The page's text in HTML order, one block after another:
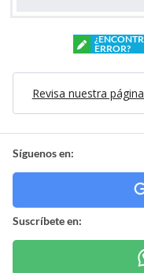
ERROR?
Revisa nuestra
Síguenos en:
Suscríbete en: